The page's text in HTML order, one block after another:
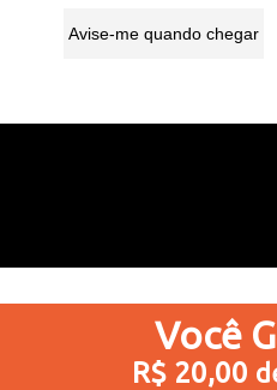
Avise-me quando chegar
Você
R$ 20,00